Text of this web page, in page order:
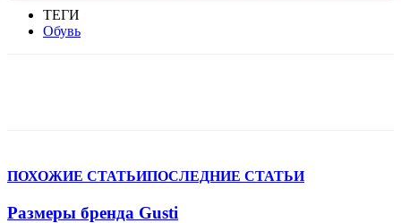
ТЕГИ
Обувь
ПОХОЖИЕ СТАТЬИПОСЛЕДНИЕ СТАТЬИ
Размеры бренда Gusti